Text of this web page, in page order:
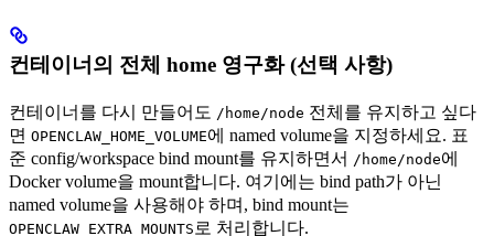
컨테이너의 전체 home 영구화 (선택 사항)
컨테이너를 다시 만들어도 /home/node 전체를 유지하고 싶다
면 OPENCLAW_HOME_VOLUME에 named volume을 지정하세요. 표
준 config/workspace bind mount를 유지하면서 /home/node에
Docker volume을 mount합니다. 여기에는 bind path가 아닌
named volume을 사용해야 하며, bind mount는
OPENCLAW_EXTRA_MOUNTS 로 처리합니다.